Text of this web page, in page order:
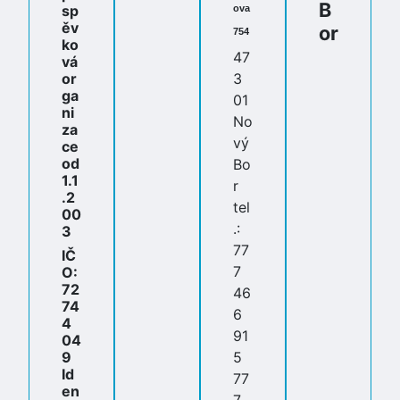
sp
ěv
ko
vá
or
ga
ni
za
ce
od
1.1
.2
00
3
IČ
O:
72
74
4
04
9
Id
en
ova
754
47
3
01
No
vý
Bo
r
tel
.:
77
7
46
6
91
5
77
B
or